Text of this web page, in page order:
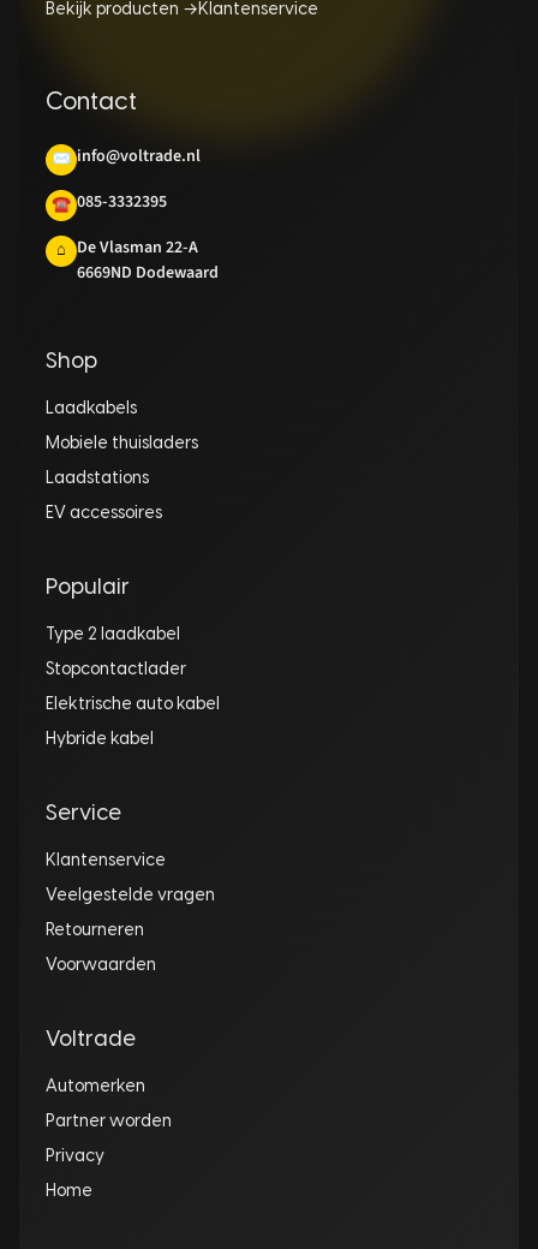
Bekijk producten → Klantenservice
Contact
✉ info@voltrade.nl
☎ 085-3332395
⌂
De Vlasman 22-A
6669ND Dodewaard
Shop
Laadkabels
Mobiele thuisladers
Laadstations
EV accessoires
Populair
Type 2 laadkabel
Stopcontactlader
Elektrische auto kabel
Hybride kabel
Service
Klantenservice
Veelgestelde vragen
Retourneren
Voorwaarden
Voltrade
Automerken
Partner worden
Privacy
Home